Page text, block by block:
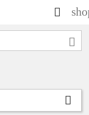


